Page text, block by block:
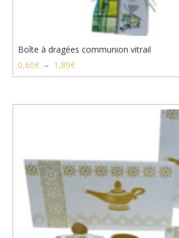
Boîte à dragées communion vitrail
0,60€ – 1,89€Plage
de
0,60€